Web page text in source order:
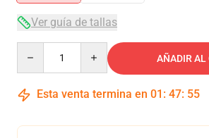
Ver guía de tallas
AÑADIR AL
Esta venta termina en 01 : 47: 55